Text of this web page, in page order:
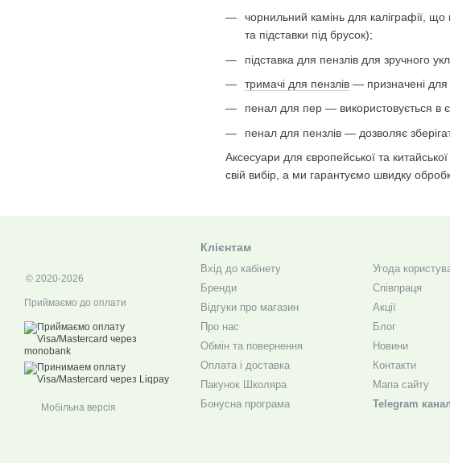
чорнильний камінь для каліграфії,
та підставки під брусок);
підставка для пензлів для зручного
тримачі для пензлів — призначені для
пенал для пер — використовується в
пенал для пензлів — дозволяє
Аксесуари для європейської та
свій вибір, а ми гарантуємо швидку
© 2020-2026
Приймаємо до оплати
Мобільна версія
Клієнтам
Вхід до кабінету
Бренди
Відгуки про магазин
Про нас
Обмін та повернення
Оплата і доставка
Пакунок Школяра
Бонусна програма
Угода
Співпраця
Акції
Блог
Новини
Контакти
Мапа сайту
Telegram